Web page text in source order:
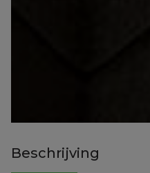
Beschrijving